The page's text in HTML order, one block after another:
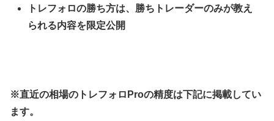
トレフォロの勝ち方は、勝ちトレーダーのみが教え
られる内容を限定公開
※直近の相場のトレフォロProの精度は下記に掲載してい
ます。